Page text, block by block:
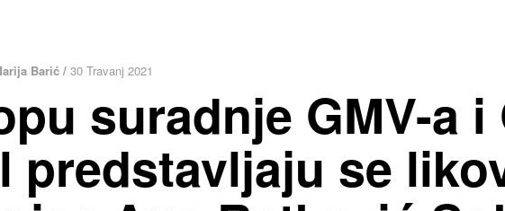
Barić / 30 Travanj 2021
suradnje GMV-a
predstavljaju se